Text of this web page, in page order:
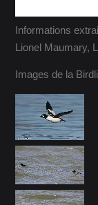
Informations
Lionel Maumary,
Images de la